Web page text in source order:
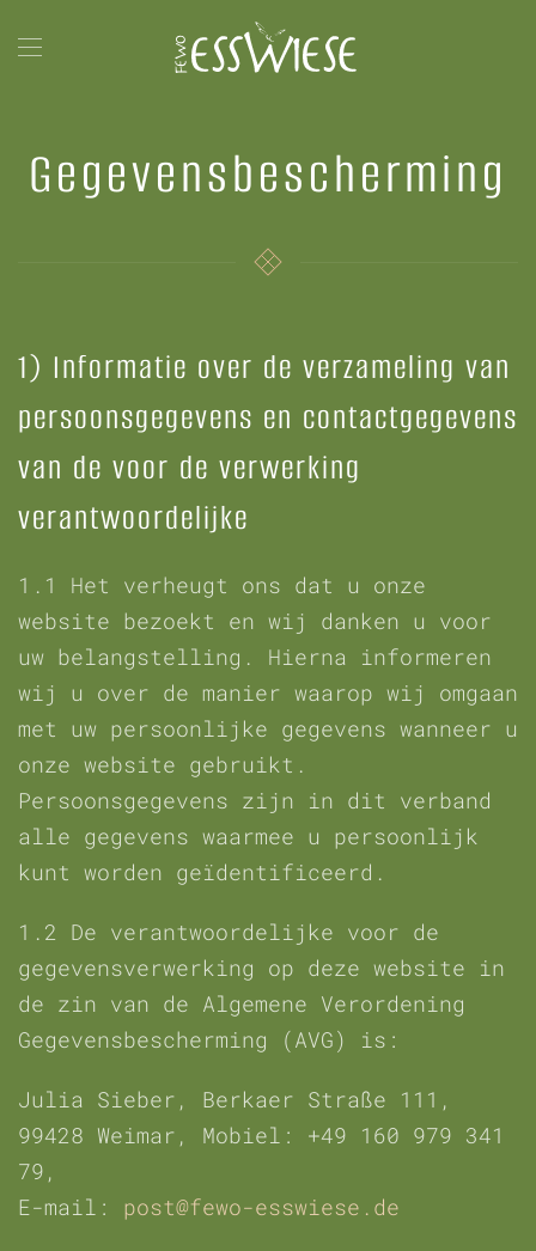
Terug naar hoofdinhoud
Gegevensbescherming
1) Informatie over de verzameling van
persoonsgegevens en contactgegevens
van de voor de verwerking
verantwoordelijke
1.1 Het verheugt ons dat u onze
website bezoekt en wij danken u voor
uw belangstelling. Hierna informeren
wij u over de manier waarop wij omgaan
met uw persoonlijke gegevens wanneer u
onze website gebruikt.
Persoonsgegevens zijn in dit verband
alle gegevens waarmee u persoonlijk
kunt worden geïdentificeerd.
1.2 De verantwoordelijke voor de
gegevensverwerking op deze website in
de zin van de Algemene Verordening
Gegevensbescherming (AVG) is:
Julia Sieber, Berkaer Straße 111,
99428 Weimar, Mobiel: +49 160 979 341
79,
E-mail: post@fewo-esswiese.de